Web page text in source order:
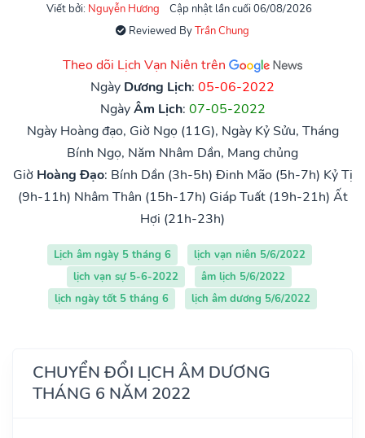
Viết bởi: Nguyễn Hương
Cập nhật lần cuối 06/08/2026
Reviewed ByTrần Chung
Theo dõi Lịch Vạn Niên trên
Ngày Dương Lịch: 05-06-2022
NgàyÂm Lịch: 07-05-2022
Ngày Hoàng đạo, Giờ Ngọ (11G), Ngày Kỷ Sửu, Tháng
Bính Ngọ, Năm Nhâm Dần, Mang chủng
Giờ Hoàng Đạo: Bính Dần (3h-5h) Đinh Mão (5h-7h) Kỷ Tị
(9h-11h) Nhâm Thân (15h-17h) Giáp Tuất (19h-21h) Ất
Hợi (21h-23h)
Lịch âm ngày 5 tháng 6
lịch vạn niên 5/6/2022
lịch vạn sự 5-6-2022
âm lịch 5/6/2022
lịch ngày tốt 5 tháng 6
lịch âm dương 5/6/2022
CHUYỂN ĐỔI LỊCH ÂM DƯƠNG
THÁNG 6 NĂM 2022